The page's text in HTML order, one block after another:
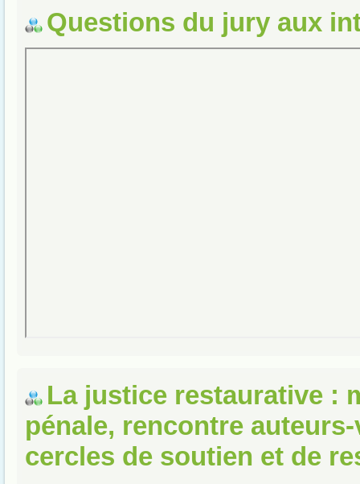
Questions du jury aux
La justice restaurative :
pénale, rencontre
cercles de soutien et de